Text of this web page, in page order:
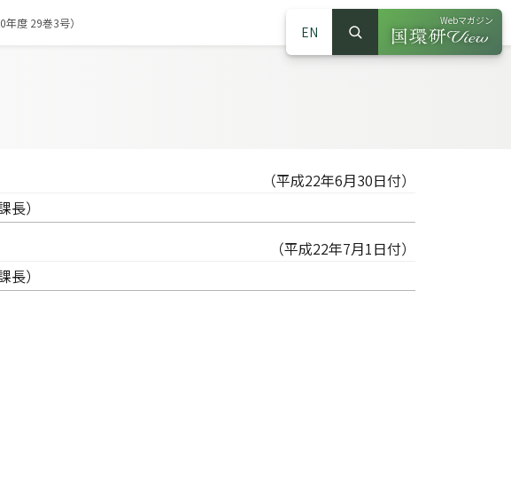
EN
サイト内検索
検索
Webマガジン
（別ウインドウ
度 29巻3号）
（平成22年6月30日付）
）
（平成22年7月1日付）
）